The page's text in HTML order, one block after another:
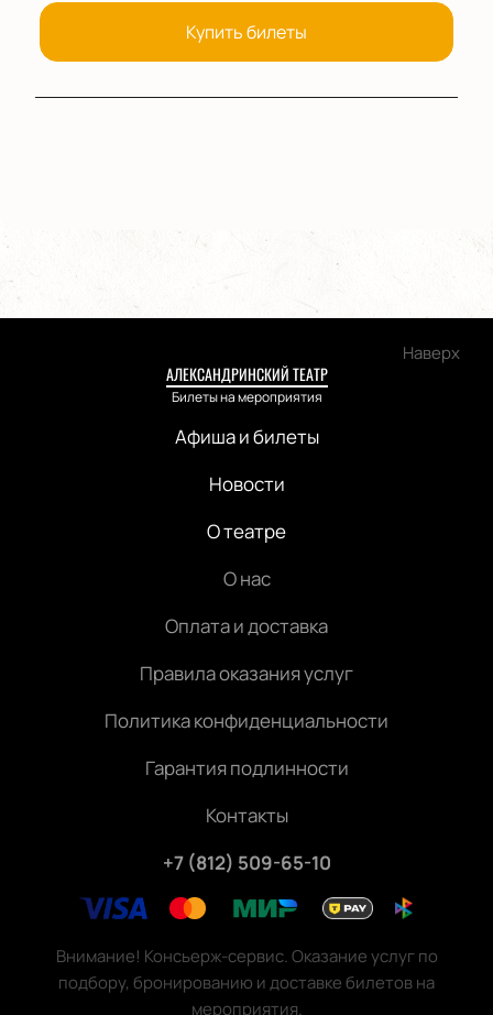
Купить билеты
Наверх
АЛЕКСАНДРИНСКИЙ ТЕАТР
Билеты на мероприятия
Афиша и билеты
Новости
О театре
О нас
Оплата и доставка
Правила оказания услуг
Политика конфиденциальности
Гарантия подлинности
Контакты
+7 (812) 509-65-10
Внимание! Консьерж-сервис. Оказание услуг по
подбору, бронированию и доставке билетов на
мероприятия.